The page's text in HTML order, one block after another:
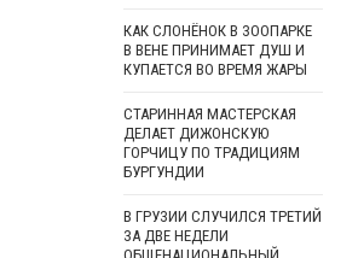
КАК СЛОНЁНОК В ЗООПАРКЕ
В ВЕНЕ ПРИНИМАЕТ ДУШ И
КУПАЕТСЯ ВО ВРЕМЯ ЖАРЫ
СТАРИННАЯ МАСТЕРСКАЯ
ДЕЛАЕТ ДИЖОНСКУЮ
ГОРЧИЦУ ПО ТРАДИЦИЯМ
БУРГУНДИИ
В ГРУЗИИ СЛУЧИЛСЯ ТРЕТИЙ
ЗА ДВЕ НЕДЕЛИ